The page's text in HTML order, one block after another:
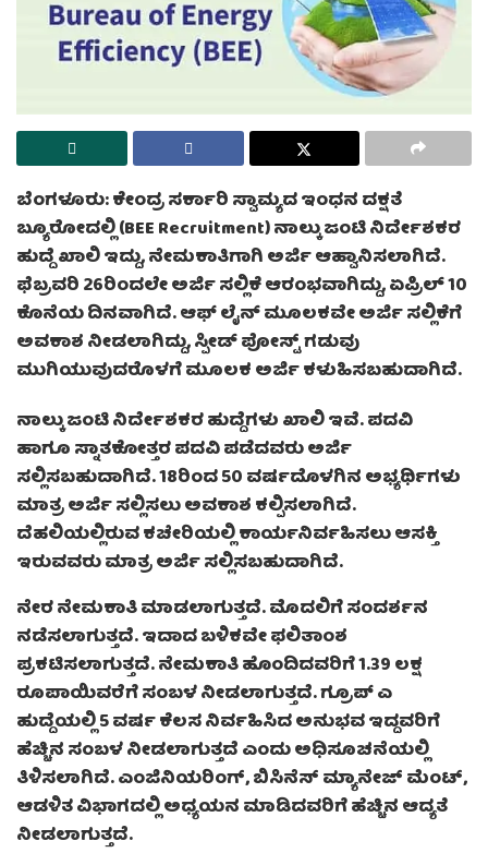
ಬೆಂಗಳೂರು:ಕೇಂದ್ರ ಸರ್ಕಾರಿ ಸ್ವಾಮ್ಯದ ಇಂಧನ ದಕ್ಷತೆ
ಬ್ಯೂರೋದಲ್ಲಿ (BEE Recruitment) ನಾಲ್ಕು ಜಂಟಿ ನಿರ್ದೇಶಕರ
ಹುದ್ದೆ ಖಾಲಿ ಇದ್ದು, ನೇಮಕಾತಿಗಾಗಿ ಅರ್ಜಿ ಆಹ್ವಾನಿಸಲಾಗಿದೆ.
ಫೆಬ್ರವರಿ 26ರಿಂದಲೇ ಅರ್ಜಿ ಸಲ್ಲಿಕೆ ಆರಂಭವಾಗಿದ್ದು, ಏಪ್ರಿಲ್ 10
ಕೊನೆಯ ದಿನವಾಗಿದೆ. ಆಫ್ ಲೈನ್ ಮೂಲಕವೇ ಅರ್ಜಿ ಸಲ್ಲಿಕೆಗೆ
ಅವಕಾಶ ನೀಡಲಾಗಿದ್ದು, ಸ್ಪೀಡ್ ಪೋಸ್ಟ್ ಗಡುವು
ಮುಗಿಯುವುದರೊಳಗೆ ಮೂಲಕ ಅರ್ಜಿ ಕಳುಹಿಸಬಹುದಾಗಿದೆ.
ನಾಲ್ಕು ಜಂಟಿ ನಿರ್ದೇಶಕರ ಹುದ್ದೆಗಳು ಖಾಲಿ ಇವೆ. ಪದವಿ
ಹಾಗೂ ಸ್ನಾತಕೋತ್ತರ ಪದವಿ ಪಡೆದವರು ಅರ್ಜಿ
ಸಲ್ಲಿಸಬಹುದಾಗಿದೆ. 18ರಿಂದ 50 ವರ್ಷದೊಳಗಿನ ಅಭ್ಯರ್ಥಿಗಳು
ಮಾತ್ರ ಅರ್ಜಿ ಸಲ್ಲಿಸಲು ಅವಕಾಶ ಕಲ್ಪಿಸಲಾಗಿದೆ.
ದೆಹಲಿಯಲ್ಲಿರುವ ಕಚೇರಿಯಲ್ಲಿ ಕಾರ್ಯನಿರ್ವಹಿಸಲು ಆಸಕ್ತಿ
ಇರುವವರು ಮಾತ್ರ ಅರ್ಜಿ ಸಲ್ಲಿಸಬಹುದಾಗಿದೆ.
ನೇರ ನೇಮಕಾತಿ ಮಾಡಲಾಗುತ್ತದೆ. ಮೊದಲಿಗೆ ಸಂದರ್ಶನ
ನಡೆಸಲಾಗುತ್ತದೆ. ಇದಾದ ಬಳಿಕವೇ ಫಲಿತಾಂಶ
ಪ್ರಕಟಿಸಲಾಗುತ್ತದೆ. ನೇಮಕಾತಿ ಹೊಂದಿದವರಿಗೆ 1.39 ಲಕ್ಷ
ರೂಪಾಯಿವರೆಗೆ ಸಂಬಳ ನೀಡಲಾಗುತ್ತದೆ. ಗ್ರೂಪ್ ಎ
ಹುದ್ದೆಯಲ್ಲಿ 5 ವರ್ಷ ಕೆಲಸ ನಿರ್ವಹಿಸಿದ ಅನುಭವ ಇದ್ದವರಿಗೆ
ಹೆಚ್ಚಿನ ಸಂಬಳ ನೀಡಲಾಗುತ್ತದೆ ಎಂದು ಅಧಿಸೂಚನೆಯಲ್ಲಿ
ತಿಳಿಸಲಾಗಿದೆ. ಎಂಜಿನಿಯರಿಂಗ್, ಬಿಸಿನೆಸ್ ಮ್ಯಾನೇಜ್ ಮೆಂಟ್,
ಆಡಳಿತ ವಿಭಾಗದಲ್ಲಿ ಅಧ್ಯಯನ ಮಾಡಿದವರಿಗೆ ಹೆಚ್ಚಿನ ಆದ್ಯತೆ
ನೀಡಲಾಗುತ್ತದೆ.